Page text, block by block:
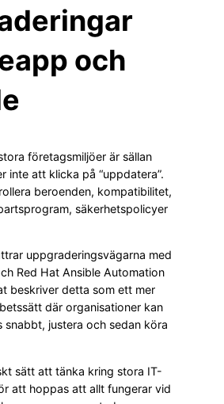
och
företagsmiljöer är sällan
inte att klicka på “uppdatera”.
beroenden, kompatibilitet,
säkerhetspolicyer
uppgraderingsvägarna med
Red Hat Ansible Automation
beskriver detta som ett mer
där organisationer kan
snabbt, justera och sedan köra
sätt att tänka kring stora IT-
att hoppas att allt fungerar vid